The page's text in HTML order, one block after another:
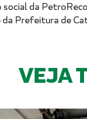
da
da Prefeitura de
VEJA